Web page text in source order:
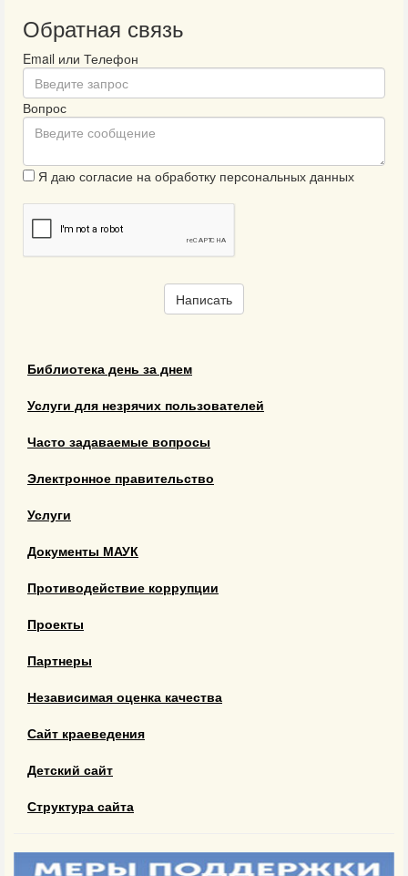
Обратная связь
Email или Телефон
Вопрос
Я даю согласие на обработку персональных данных
Написать
Библиотека день за днем
Услуги для незрячих пользователей
Часто задаваемые вопросы
Электронное правительство
Услуги
Документы МАУК
Противодействие коррупции
Проекты
Партнеры
Независимая оценка качества
Сайт краеведения
Детский сайт
Структура сайта